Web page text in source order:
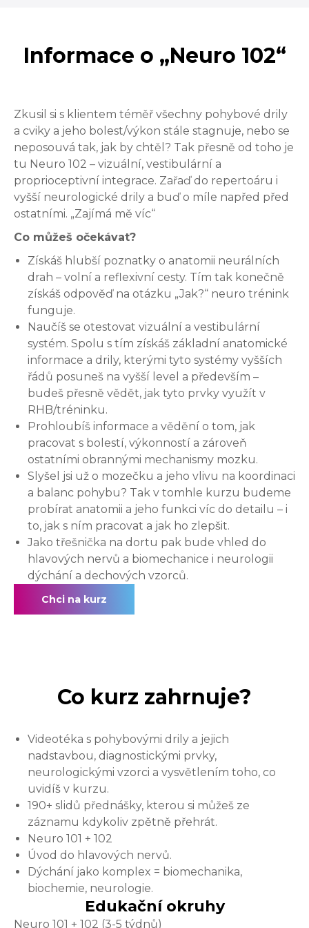
Informace o „Neuro 102“
Zkusil si s klientem téměř všechny pohybové drily
a cviky a jeho bolest/výkon stále stagnuje, nebo se
neposouvá tak, jak by chtěl? Tak přesně od toho je
tu Neuro 102 – vizuální, vestibulární a
proprioceptivní integrace. Zařaď do repertoáru i
vyšší neurologické drily a buď o míle napřed před
ostatními. „Zajímá mě víc“
Co můžeš očekávat?
Získáš hlubší poznatky o anatomii neurálních
drah – volní a reflexivní cesty. Tím tak konečně
získáš odpověď na otázku „Jak?“ neuro trénink
funguje.
Naučíš se otestovat vizuální a vestibulární
systém. Spolu s tím získáš základní anatomické
informace a drily, kterými tyto systémy vyšších
řádů posuneš na vyšší level a především –
budeš přesně vědět, jak tyto prvky využít v
RHB/tréninku.
Prohloubíš informace a vědění o tom, jak
pracovat s bolestí, výkonností a zároveň
ostatními obrannými mechanismy mozku.
Slyšel jsi už o mozečku a jeho vlivu na koordinaci
a balanc pohybu? Tak v tomhle kurzu budeme
probírat anatomii a jeho funkci víc do detailu – i
to, jak s ním pracovat a jak ho zlepšit.
Jako třešnička na dortu pak bude vhled do
hlavových nervů a biomechanice i neurologii
dýchání a dechových vzorců.
Chci na kurz
Co kurz zahrnuje?
Videotéka s pohybovými drily a jejich
nadstavbou, diagnostickými prvky,
neurologickými vzorci a vysvětlením toho, co
uvidíš v kurzu.
190+ slidů přednášky, kterou si můžeš ze
záznamu kdykoliv zpětně přehrát.
Neuro 101 + 102
Úvod do hlavových nervů.
Dýchání jako komplex = biomechanika,
biochemie, neurologie.
Edukační okruhy
Neuro 101 + 102 (3-5 týdnů)